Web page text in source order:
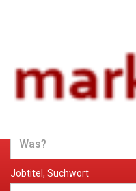
Jobs und
Marketing
Jobtitel, Suchwort